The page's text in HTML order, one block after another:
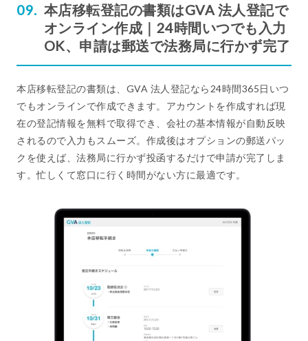
本店移転登記の書類はGVA 法人登記で
オンライン作成｜24時間いつでも入力
OK、申請は郵送で法務局に行かず完了
本店移転登記の書類は、GVA 法人登記なら24時間365日いつ
でもオンラインで作成できます。アカウントを作成すれば現
在の登記情報を無料で取得でき、会社の基本情報が自動反映
されるので入力もスムーズ。作成後はオプションの郵送パッ
クを使えば、法務局に行かず投函するだけで申請が完了しま
す。忙しくて窓口に行く時間がない方に最適です。